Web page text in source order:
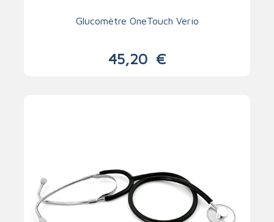
Glucomètre OneTouch Verio
45,20 €